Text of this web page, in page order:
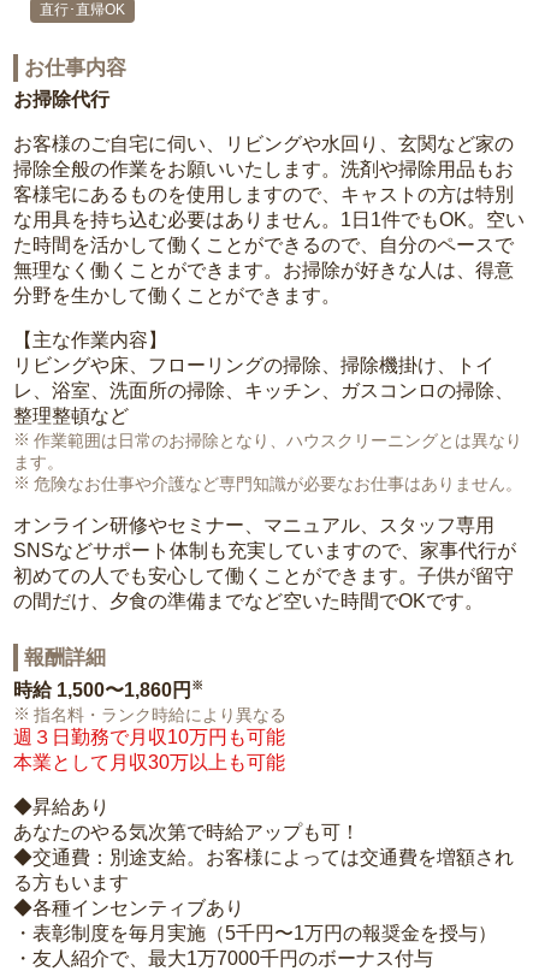
直行･直帰OK
お仕事内容
お掃除代行
お客様のご自宅に伺い、リビングや水回り、玄関など家の
掃除全般の作業をお願いいたします。洗剤や掃除用品もお
客様宅にあるものを使用しますので、キャストの方は特別
な用具を持ち込む必要はありません。1日1件でもOK。空い
た時間を活かして働くことができるので、自分のペースで
無理なく働くことができます。お掃除が好きな人は、得意
分野を生かして働くことができます。
【主な作業内容】
リビングや床、フローリングの掃除、掃除機掛け、トイ
レ、浴室、洗面所の掃除、キッチン、ガスコンロの掃除、
整理整頓など
作業範囲は日常のお掃除となり、ハウスクリーニングとは異なり
ます。
危険なお仕事や介護など専門知識が必要なお仕事はありません。
オンライン研修やセミナー、マニュアル、スタッフ専用
SNSなどサポート体制も充実していますので、家事代行が
初めての人でも安心して働くことができます。子供が留守
の間だけ、夕食の準備までなど空いた時間でOKです。
報酬詳細
時給 1,500〜1,860円 ※
指名料・ランク時給により異なる
週３日勤務で月収10万円も可能
本業として月収30万以上も可能
◆昇給あり
あなたのやる気次第で時給アップも可！
◆交通費：別途支給。お客様によっては交通費を増額され
る方もいます
◆各種インセンティブあり
・表彰制度を毎月実施（5千円〜1万円の報奨金を授与）
・友人紹介で、最大1万7000千円のボーナス付与